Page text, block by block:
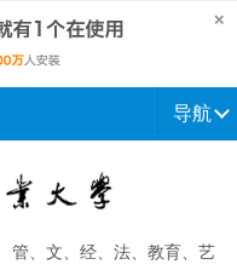
导航
管、文、经、法、教育、艺